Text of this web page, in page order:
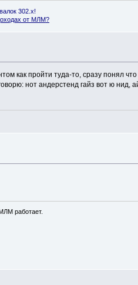
302.x!
от МЛМ?
как пройти туда-то, сразу понял
нот андерстенд гайз вот ю нид,
работает.